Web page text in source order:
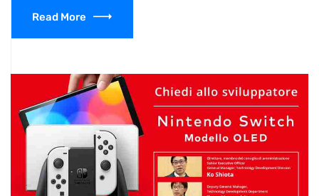
Read More